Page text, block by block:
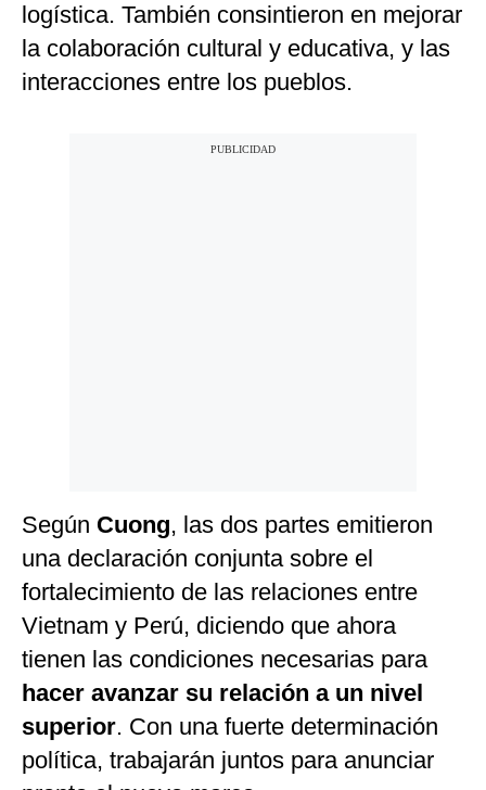
logística. También consintieron en mejorar
la colaboración cultural y educativa, y las
interacciones entre los pueblos.
Según Cuong, las dos partes emitieron
una declaración conjunta sobre el
fortalecimiento de las relaciones entre
Vietnam y Perú, diciendo que ahora
tienen las condiciones necesarias para
hacer avanzar su relación a un nivel
superior. Con una fuerte determinación
política, trabajarán juntos para anunciar